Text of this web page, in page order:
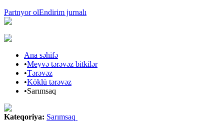
Partnyor olEndirim jurnalı
Ana səhifə
•Meyvə tərəvəz bitkilər
•Tərəvəz
•Köklü tərəvəz
•Sarımsaq
Kateqoriya: Sarımsaq